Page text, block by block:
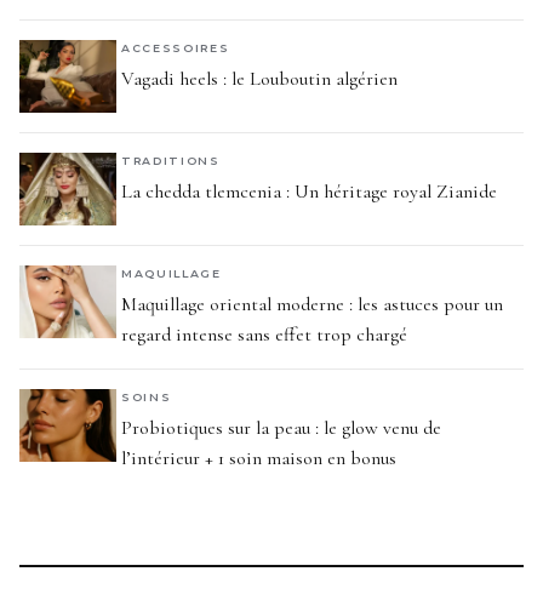
ACCESSOIRES
Vagadi heels : le Louboutin algérien
TRADITIONS
La chedda tlemcenia : Un héritage royal Zianide
MAQUILLAGE
Maquillage oriental moderne : les astuces pour un
regard intense sans effet trop chargé
SOINS
Probiotiques sur la peau : le glow venu de
l’intérieur + 1 soin maison en bonus